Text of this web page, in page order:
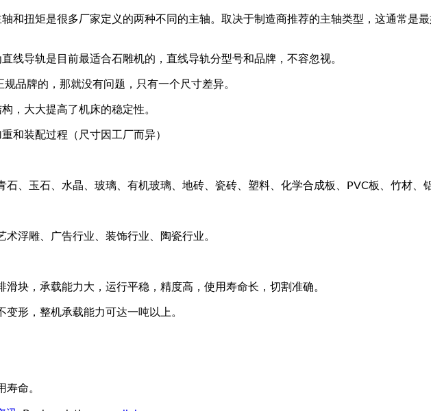
和扭矩是很多厂家定义的两种不同的主轴。取决于制造商推荐的主轴类型，这通常是
线导轨是目前最适合石雕机的，直线导轨分型号和品牌，不容忽视。
品牌的，那就没有问题，只有一个尺寸差异。
，大大提高了机床的稳定性。
和装配过程（尺寸因工厂而异）
、玉石、水晶、玻璃、有机玻璃、地砖、瓷砖、塑料、化学合成板、PVC板、竹材、
浮雕、广告行业、装饰行业、陶瓷行业。
块，承载能力大，运行平稳，精度高，使用寿命长，切割准确。
形，整机承载能力可达一吨以上。
命。